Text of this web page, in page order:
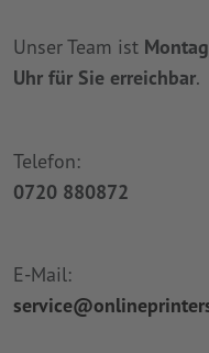
Unser Team ist
Uhr für Sie erreichbar.
Telefon:
0720 880872
E-Mail: